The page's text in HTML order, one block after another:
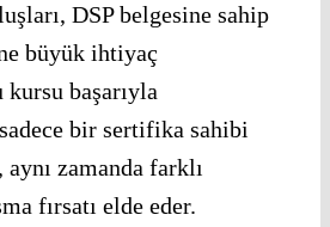
DSP belgesine sahip
büyük ihtiyaç
başarıyla
bir sertifika sahibi
zamanda farklı
fırsatı elde eder.